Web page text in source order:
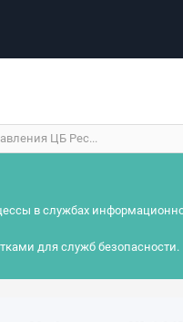
ЦБ Рес...
в службах
для служб безопасности.